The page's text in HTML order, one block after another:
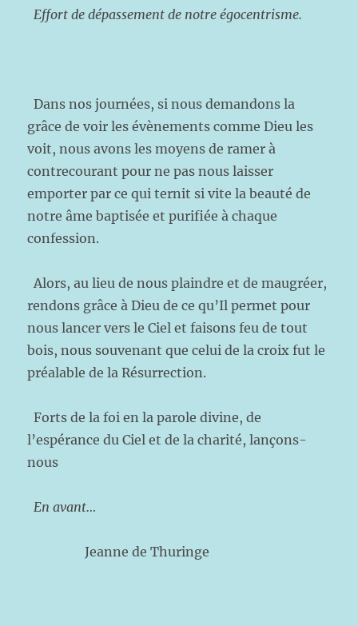
Effort de dépassement de notre égocentrisme.
Dans nos journées, si nous demandons la
grâce de voir les évènements comme Dieu les
voit, nous avons les moyens de ramer à
contrecourant pour ne pas nous laisser
emporter par ce qui ternit si vite la beauté de
notre âme baptisée et purifiée à chaque
confession.
Alors, au lieu de nous plaindre et de maugréer,
rendons grâce à Dieu de ce qu’Il permet pour
nous lancer vers le Ciel et faisons feu de tout
bois, nous souvenant que celui de la croix fut le
préalable de la Résurrection.
Forts de la foi en la parole divine, de
l’espérance du Ciel et de la charité, lançons-
nous
En avant…
Jeanne de Thuringe